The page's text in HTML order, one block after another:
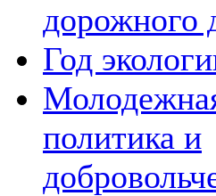
дорожного
Год
политика и